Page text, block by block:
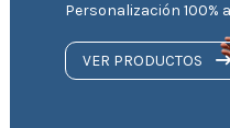
Personalización 100%
VER PRODUCTOS